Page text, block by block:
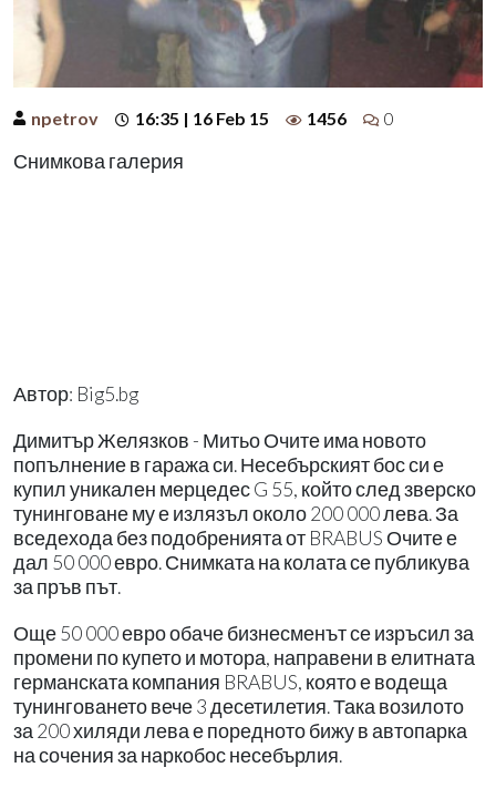
npetrov 16:35 | 16 Feb 15 1456 0
Снимкова галерия
Автор: Big5.bg
Димитър Желязков - Митьо Очите има новото
попълнение в гаража си. Несебърският бос си е
купил уникален мерцедес G 55, който след зверско
тунинговане му е излязъл около 200 000 лева. За
вседехода без подобренията от BRABUS Очите е
дал 50 000 евро. Снимката на колата се публикува
за пръв път.
Още 50 000 евро обаче бизнесменът се изръсил за
промени по купето и мотора, направени в елитната
германската компания BRABUS, която е водеща
тунинговането вече 3 десетилетия. Така возилото
за 200 хиляди лева е поредното бижу в автопарка
на сочения за наркобос несебърлия.